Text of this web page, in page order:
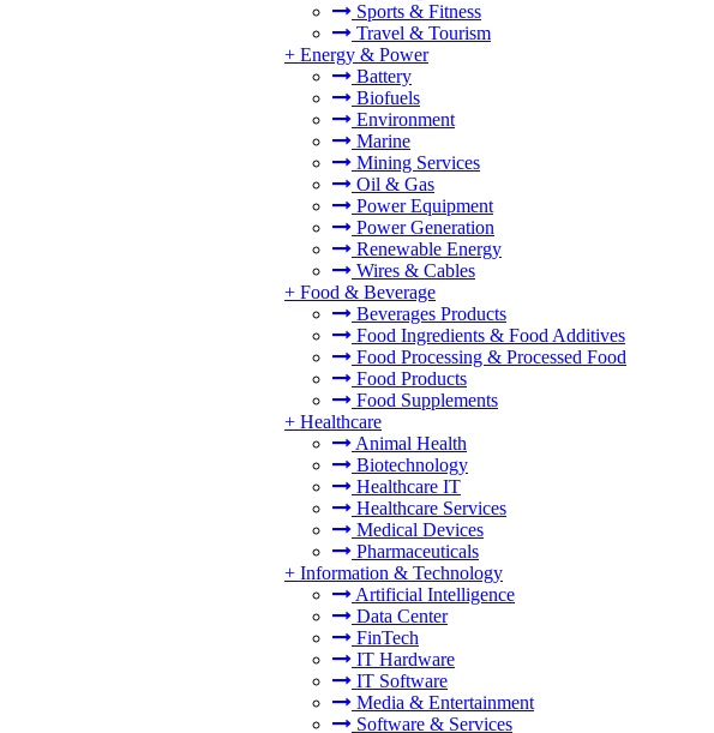
Sports & Fitness
Travel & Tourism
+ Energy & Power
Battery
Biofuels
Environment
Marine
Mining Services
Oil & Gas
Power Equipment
Power Generation
Renewable Energy
Wires & Cables
+ Food & Beverage
Beverages Products
Food Ingredients & Food Additives
Food Processing & Processed Food
Food Products
Food Supplements
+ Healthcare
Animal Health
Biotechnology
Healthcare IT
Healthcare Services
Medical Devices
Pharmaceuticals
+ Information & Technology
Artificial Intelligence
Data Center
FinTech
IT Hardware
IT Software
Media & Entertainment
Software & Services